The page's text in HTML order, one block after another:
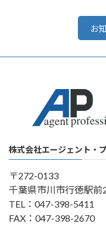
お
株式会社エージェント・
〒272-0133
千葉県市川市行徳駅
TEL：047-398-5411
FAX：047-398-2670